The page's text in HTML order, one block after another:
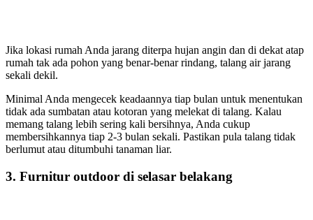
Jika lokasi rumah Anda jarang diterpa hujan angin dan di dekat atap
rumah tak ada pohon yang benar-benar rindang, talang air jarang
sekali dekil.
Minimal Anda mengecek keadaannya tiap bulan untuk menentukan
tidak ada sumbatan atau kotoran yang melekat di talang. Kalau
memang talang lebih sering kali bersihnya, Anda cukup
membersihkannya tiap 2-3 bulan sekali. Pastikan pula talang tidak
berlumut atau ditumbuhi tanaman liar.
3. Furnitur outdoor di selasar belakang